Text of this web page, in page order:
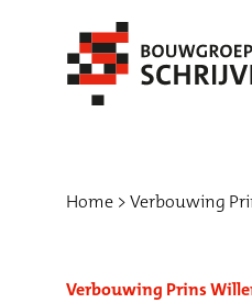
Home Verbouwing
Verbouwing Prins